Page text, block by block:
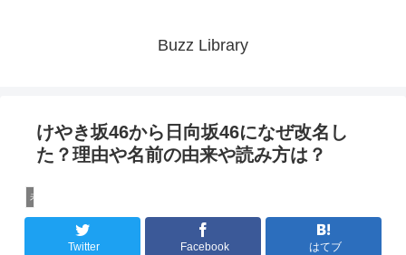
Buzz Library
けやき坂46から日向坂46になぜ改名し
た？理由や名前の由来や読み方は？
未分類
Twitter Facebook はてブ